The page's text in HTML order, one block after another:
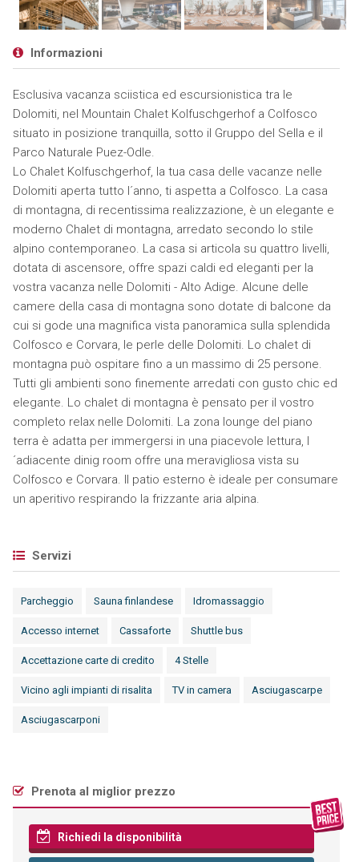
Informazioni
Esclusiva vacanza sciistica ed escursionistica tra le
Dolomiti, nel Mountain Chalet Kolfuschgerhof a Colfosco
situato in posizione tranquilla, sotto il Gruppo del Sella e il
Parco Naturale Puez-Odle.
Lo Chalet Kolfuschgerhof, la tua casa delle vacanze nelle
Dolomiti aperta tutto l´anno, ti aspetta a Colfosco. La casa
di montagna, di recentissima realizzazione, è un elegante e
moderno Chalet di montagna, arredato secondo lo stile
alpino contemporaneo. La casa si articola su quattro livelli,
dotata di ascensore, offre spazi caldi ed eleganti per la
vostra vacanza nelle Dolomiti - Alto Adige. Alcune delle
camere della casa di montagna sono dotate di balcone da
cui si gode una magnifica vista panoramica sulla splendida
Colfosco e Corvara, le perle delle Dolomiti. Lo chalet di
montagna può ospitare fino a un massimo di 25 persone.
Tutti gli ambienti sono finemente arredati con gusto chic ed
elegante. Lo chalet di montagna è pensato per il vostro
completo relax nelle Dolomiti. La zona lounge del piano
terra è adatta per immergersi in una piacevole lettura, l
´adiacente dinig room offre una meravigliosa vista su
Colfosco e Corvara. Il patio esterno è ideale per consumare
un aperitivo respirando la frizzante aria alpina.
Servizi
Parcheggio Sauna finlandese Idromassaggio
Accesso internet Cassaforte Shuttle bus
Accettazione carte di credito 4 Stelle
Vicino agli impianti di risalita TV in camera Asciugascarpe
Asciugascarponi
Prenota al miglior prezzo
Richiedi la disponibilità